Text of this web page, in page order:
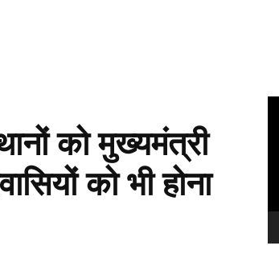
को मुख्यमंत्री
को भी होना